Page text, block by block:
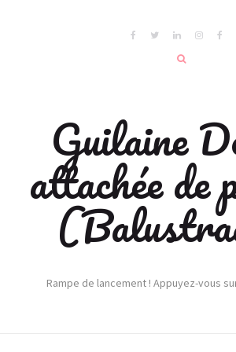
Guilaine
attachée de
Rampe de lancement ! Appuyez-vous